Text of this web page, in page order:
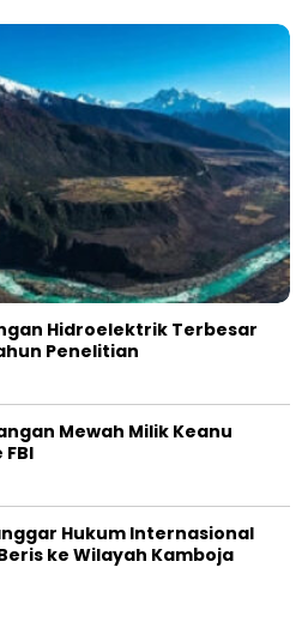
Hidroelektrik Terbesar
Penelitian
Mewah Milik Keanu
Hukum Internasional
ke Wilayah Kamboja